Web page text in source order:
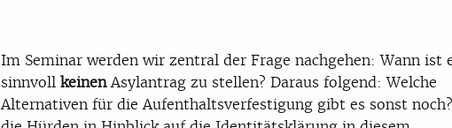
Im Seminar werden wir zentral der Frage nachgehen: Wann ist
sinnvoll keinenAsylantrag zu stellen? Daraus folgend: Welche
Alternativen für die Aufenthaltsverfestigung gibt es sonst